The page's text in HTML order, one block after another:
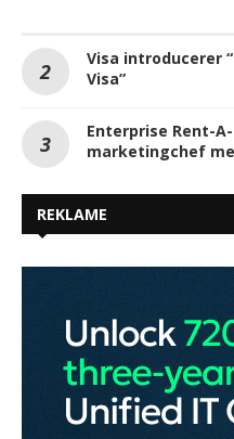
Visa introducerer
Visa”
Enterprise Rent-
marketingchef
REKLAME